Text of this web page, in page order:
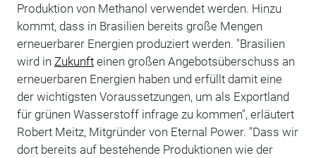
Produktion von Methanol verwendet werden. Hinzu
kommt, dass in Brasilien bereits große Mengen
erneuerbarer Energien produziert werden. "Brasilien
wird in Zukunfteinen großen Angebotsüberschuss an
erneuerbaren Energien haben und erfüllt damit eine
der wichtigsten Voraussetzungen, um als Exportland
für grünen Wasserstoff infrage zu kommen", erläutert
Robert Meitz, Mitgründer von Eternal Power. "Dass wir
dort bereits auf bestehende Produktionen wie der